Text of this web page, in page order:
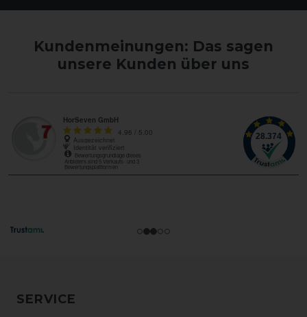
Kundenmeinungen: Das sagen
unsere Kunden über uns
SERVICE